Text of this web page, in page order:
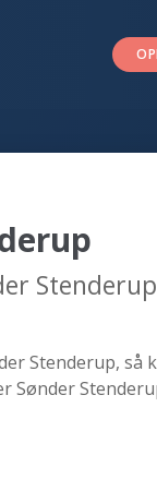
Stenderup
Stenderup, så
Sønder